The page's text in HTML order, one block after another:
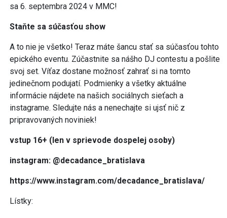
sa 6. septembra 2024 v MMC!
Staňte sa súčasťou show
A to nie je všetko! Teraz máte šancu stať sa súčasťou tohto
epického eventu. Zúčastnite sa nášho DJ contestu a pošlite
svoj set. Víťaz dostane možnosť zahrať si na tomto
jedinečnom podujatí. Podmienky a všetky aktuálne
informácie nájdete na našich sociálnych sieťach a
instagrame. Sledujte nás a nenechajte si ujsť nič z
pripravovaných noviniek!
vstup 16+ (len v sprievode dospelej osoby)
instagram: @decadance_bratislava
https://www.instagram.com/decadance_bratislava/
Lístky: